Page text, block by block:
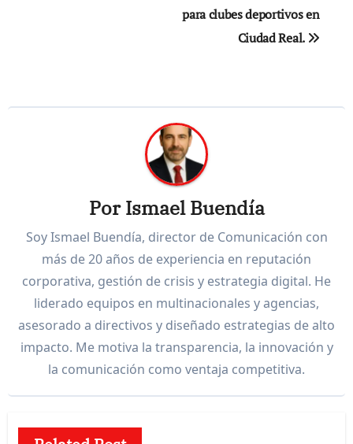
para clubes deportivos en
Ciudad Real.
PorIsmael Buendía
Soy Ismael Buendía, director de Comunicación con
más de 20 años de experiencia en reputación
corporativa, gestión de crisis y estrategia digital. He
liderado equipos en multinacionales y agencias,
asesorado a directivos y diseñado estrategias de alto
impacto. Me motiva la transparencia, la innovación y
la comunicación como ventaja competitiva.